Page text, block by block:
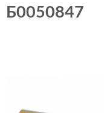
Б0050847